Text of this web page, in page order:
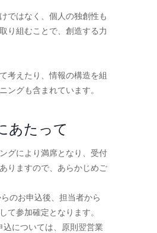
ではなく、個人の独創性も
り組むことで、創造する力
考えたり、情報の構造を組
ングも含まれています。
あたって
グにより満席となり、受付
りますので、あらかじめご
のお申込後、担当者から
て参加確定となります。
込については、原則翌営業